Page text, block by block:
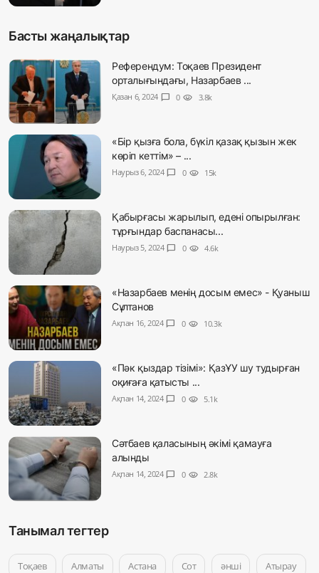
Басты жаңалықтар
Референдум: Тоқаев Президент
орталығындағы, Назарбаев ...
Қазан 6, 2024 chat_bubble 0 visibility 3.8k
«Бір қызға бола, бүкіл қазақ қызын жек
көріп кеттім» – ...
Наурыз 6, 2024 chat_bubble 0 visibility 15k
Қабырғасы жарылып, едені опырылған:
тұрғындар баспанасы...
Наурыз 5, 2024 chat_bubble 0 visibility 4.6k
«Назарбаев менің досым емес» - Қуаныш
Сұлтанов
Ақпан 16, 2024 chat_bubble 0 visibility 10.3k
«Пәк қыздар тізімі»: ҚазҰУ шу тудырған
оқиғаға қатысты ...
Ақпан 14, 2024 chat_bubble 0 visibility 5.1k
Сәтбаев қаласының әкімі қамауға
алынды
Ақпан 14, 2024 chat_bubble 0 visibility 2.8k
Танымал тегтер
Тоқаев Алматы Астана Сот әнші Атырау